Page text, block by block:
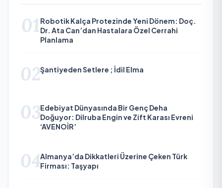
01 Robotik Kalça Protezinde Yeni Dönem: Doç.
Dr. Ata Can’dan Hastalara Özel Cerrahi
Planlama
02Şantiyeden Setlere ; İdil Elma
03Edebiyat Dünyasında Bir Genç Deha
Doğuyor: Dilruba Engin ve Zift Karası Evreni
‘AVENOİR’
04Almanya’da Dikkatleri Üzerine Çeken Türk
Firması: Taşyapı